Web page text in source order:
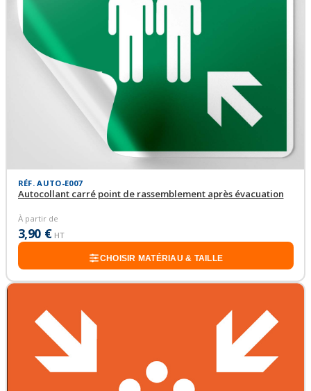
RÉF. AUTO-E007
Autocollant carré point de rassemblement après évacuation
À partir de
3,90 € HT
CHOISIR MATÉRIAU & TAILLE